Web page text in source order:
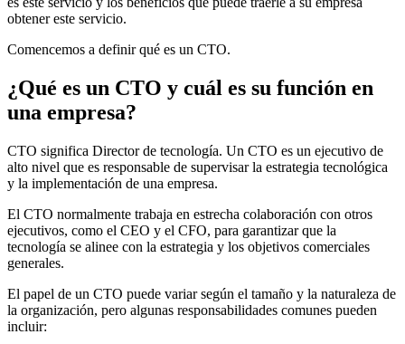
obtener este servicio.
Comencemos a definir qué es un CTO.
¿Qué es un CTO y cuál es su función en
una empresa?
CTO significa Director de tecnología. Un CTO es un ejecutivo de
alto nivel que es responsable de supervisar la estrategia tecnológica
y la implementación de una empresa.
El CTO normalmente trabaja en estrecha colaboración con otros
ejecutivos, como el CEO y el CFO, para garantizar que la
tecnología se alinee con la estrategia y los objetivos comerciales
generales.
El papel de un CTO puede variar según el tamaño y la naturaleza de
la organización, pero algunas responsabilidades comunes pueden
incluir: